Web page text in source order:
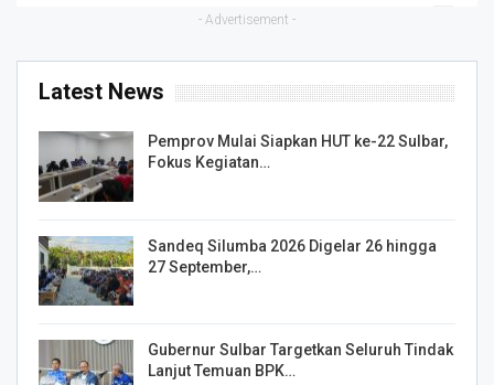
- Advertisement -
Latest News
Pemprov Mulai Siapkan HUT ke-22 Sulbar,
Fokus Kegiatan…
Sandeq Silumba 2026 Digelar 26 hingga
27 September,…
Gubernur Sulbar Targetkan Seluruh Tindak
Lanjut Temuan BPK…